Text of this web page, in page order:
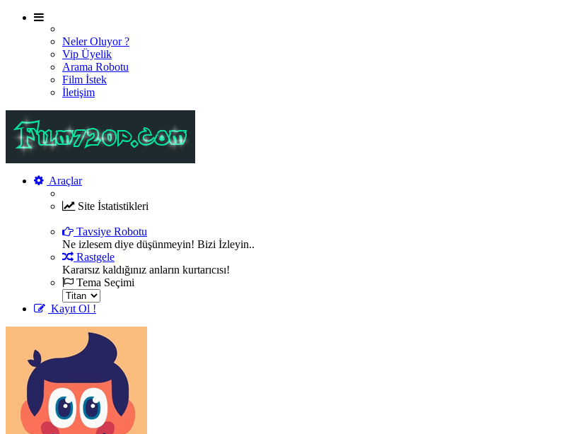
Neler Oluyor ?
Vip Üyelik
Arama Robotu
Film İstek
İletişim
Araçlar
Site İstatistikleri
Tavsiye Robotu
Ne izlesem diye düşünmeyin! Bizi İzleyin..
Rastgele
Kararsız kaldığınız anların kurtarıcısı!
Tema Seçimi
Kayıt Ol !